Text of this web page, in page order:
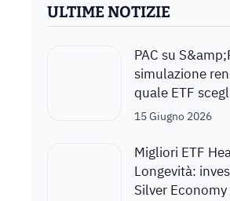
ULTIME NOTIZIE
PAC su
simulazione
quale ETF
15 Giugno 2026
Migliori ETF
Longevità:
Silver